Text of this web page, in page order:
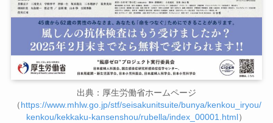
出典：厚生労働省ホームページ
（https://www.mhlw.go.jp/stf/seisakunitsuite/bunya/kenkou_iryou/
kenkou/kekkaku-kansenshou/rubella/index_00001.html）